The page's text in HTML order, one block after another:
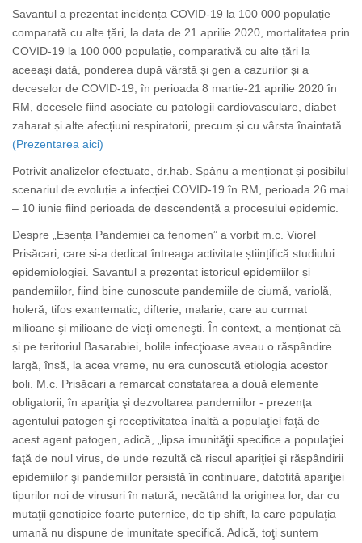
Savantul a prezentat incidența COVID-19 la 100 000 populație
comparată cu alte țări, la data de 21 aprilie 2020, mortalitatea prin
COVID-19 la 100 000 populație, comparativă cu alte țări la
aceeași dată, ponderea după vârstă și gen a cazurilor și a
deceselor de COVID-19, în perioada 8 martie-21 aprilie 2020 în
RM, decesele fiind asociate cu patologii cardiovasculare, diabet
zaharat și alte afecțiuni respiratorii, precum și cu vârsta înaintată.
(Prezentarea aici)
Potrivit analizelor efectuate, dr.hab. Spânu a menționat și posibilul
scenariul de evoluție a infecției COVID-19 în RM, perioada 26 mai
– 10 iunie fiind perioada de descendență a procesului epidemic.
Despre „Esența Pandemiei ca fenomen” a vorbit m.c. Viorel
Prisăcari, care si-a dedicat întreaga activitate științifică studiului
epidemiologiei. Savantul a prezentat istoricul epidemiilor și
pandemiilor, fiind bine cunoscute pandemiile de ciumă, variolă,
holeră, tifos exantematic, difterie, malarie, care au curmat
milioane şi milioane de vieţi omeneşti. În context, a menționat că
și pe teritoriul Basarabiei, bolile infecţioase aveau o răspândire
largă, însă, la acea vreme, nu era cunoscută etiologia acestor
boli. M.c. Prisăcari a remarcat constatarea a două elemente
obligatorii, în apariţia şi dezvoltarea pandemiilor - prezenţa
agentului patogen şi receptivitatea înaltă a populaţiei faţă de
acest agent patogen, adică, „lipsa imunităţii specifice a populaţiei
faţă de noul virus, de unde rezultă că riscul apariţiei şi răspândirii
epidemiilor şi pandemiilor persistă în continuare, datotită apariţiei
tipurilor noi de virusuri în natură, necătând la originea lor, dar cu
mutaţii genotipice foarte puternice, de tip shift, la care populaţia
umană nu dispune de imunitate specifică. Adică, toţi suntem